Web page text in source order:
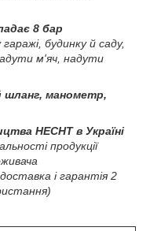
8 бар
будинку й саду,
м'яч, надути
шланг, манометр,
HECHT в Україні
продукції
і гарантія 2